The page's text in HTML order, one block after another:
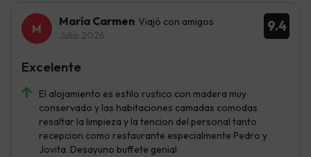
9.4
María Carmen Viajó con amigos
Julio 2026
El alojamiento es estilo rustico con madera muy
conservado y las habitaciones camadas comodas
resaltar la limpieza y la tencion del personal tanto
recepcion como restaurante especialmente Pedro y
Jovita. Desayuno buffete genial
Excelente